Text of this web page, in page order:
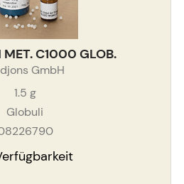
MET. C1000 GLOB.
GmbH
1.5 g
Globuli